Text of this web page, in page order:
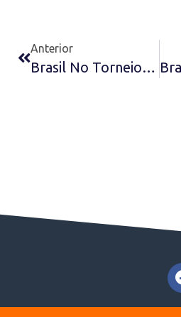
Anterior
Brasil No Torneio Internacional De Cannes De 1983